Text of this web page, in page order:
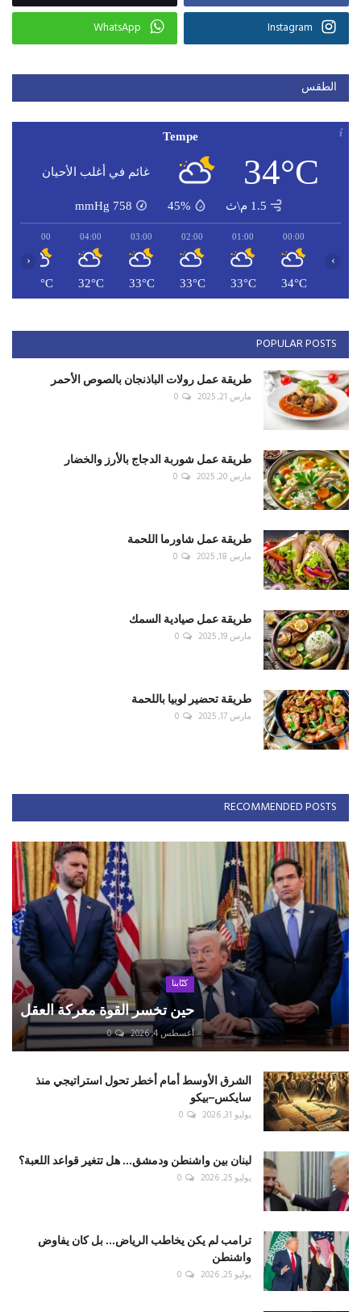
Instagram
WhatsApp
الطقس
Tempe
34°C غائم في أغلب الأحيان
1.5 م\ث 45%
758
mmHg
00:00
34°C
01:00
33°C
02:00
33°C
03:00
33°C
04:00
32°C
05:00
32°C
‹ ›
POPULAR POSTS
طريقة عمل رولات الباذنجان بالصوص الأحمر
مارس 21, 2025 0
طريقة عمل شوربة الدجاج بالأرز والخضار
مارس 20, 2025 0
طريقة عمل شاورما اللحمة
مارس 18, 2025 0
طريقة عمل صيادية السمك
مارس 19, 2025 0
طريقة تحضير لوبيا باللحمة
مارس 17, 2025 0
RECOMMENDED POSTS
كتّابنا
حين تخسر القوة معركة العقل
أغسطس 4, 2026 0
الشرق الأوسط أمام أخطر تحول استراتيجي منذ
سايكس–بيكو
يوليو 31, 2026 0
لبنان بين واشنطن ودمشق... هل تتغير قواعد اللعبة؟
يوليو 25, 2026 0
ترامب لم يكن يخاطب الرياض... بل كان يفاوض
واشنطن
يوليو 25, 2026 0